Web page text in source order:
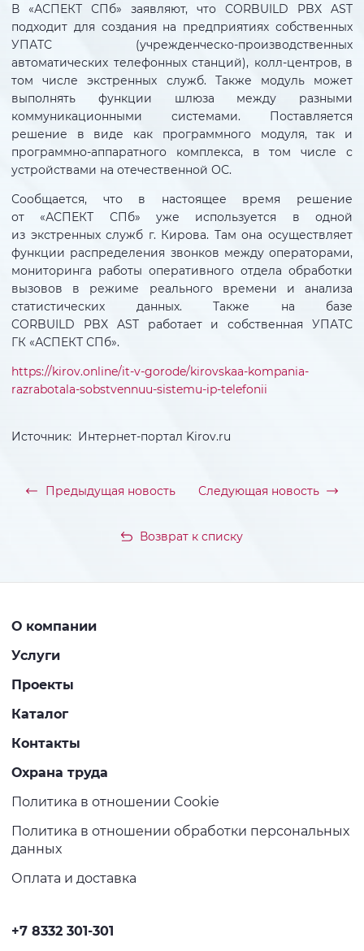
В «АСПЕКТ СПб» заявляют, что CORBUILD PBX AST
подходит для создания на предприятиях собственных
УПАТС (учрежденческо-производственных
автоматических телефонных станций), колл-центров, в
том числе экстренных служб. Также модуль может
выполнять функции шлюза между разными
коммуникационными системами. Поставляется
решение в виде как программного модуля, так и
программно-аппаратного комплекса, в том числе с
устройствами на отечественной ОС.
Сообщается, что в настоящее время решение
от «АСПЕКТ СПб» уже используется в одной
из экстренных служб г. Кирова. Там она осуществляет
функции распределения звонков между операторами,
мониторинга работы оперативного отдела обработки
вызовов в режиме реального времени и анализа
статистических данных. Также на базе
CORBUILD PBX AST работает и собственная УПАТС
ГК «АСПЕКТ СПб».
https://kirov.online/it-v-gorode/kirovskaa-kompania-
razrabotala-sobstvennuu-sistemu-ip-telefonii
Источник: Интернет-портал Kirov.ru
Предыдущая новость
Возврат к списку
Следующая новость
О компании
Услуги
Проекты
Каталог
Контакты
Охрана труда
Политика в отношении Cookie
Политика в отношении обработки персональных
данных
Оплата и доставка
+7 8332 301-301